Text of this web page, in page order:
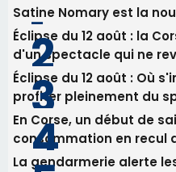
31/07/2026 08:22
82ème anniversaire
Commandant Antoine
Les plus lus
Satine Nomary est la